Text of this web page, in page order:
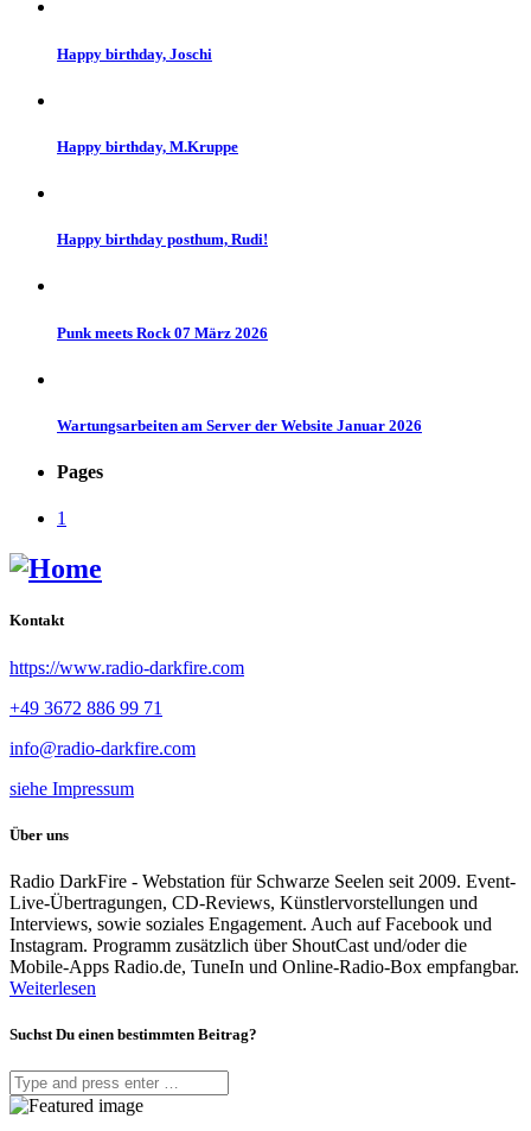
Happy birthday, Joschi
Happy birthday, M.Kruppe
Happy birthday posthum, Rudi!
Punk meets Rock 07 März 2026
Wartungsarbeiten am Server der Website Januar 2026
Pages
1
Kontakt
https://www.radio-darkfire.com
+49 3672 886 99 71
info@radio-darkfire.com
siehe Impressum
Über uns
Radio DarkFire - Webstation für Schwarze Seelen seit 2009. Event-
Live-Übertragungen, CD-Reviews, Künstlervorstellungen und
Interviews, sowie soziales Engagement. Auch auf Facebook und
Instagram. Programm zusätzlich über ShoutCast und/oder die
Mobile-Apps Radio.de, TuneIn und Online-Radio-Box empfangbar.
Weiterlesen
Suchst Du einen bestimmten Beitrag?